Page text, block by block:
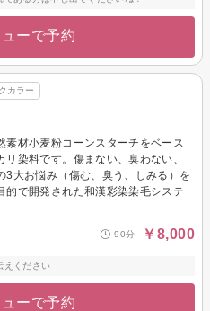
ーで予約
カラー
素材小麦粉コーンスターチをベース
リ染料です。傷まない、臭わない、
3大お悩み（傷む、臭う、しみる）を
的で開発された和漢彩染染毛システ
90分 ￥8,000
えください
ーで予約